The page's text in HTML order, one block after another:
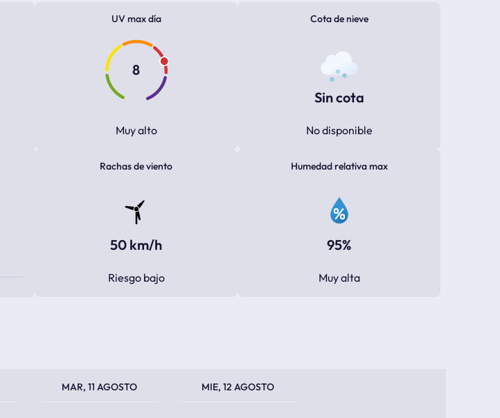
UV max día
8
Muy alto
Cota de nieve
Sin cota
No disponible
Rachas de viento
50 km/h
Riesgo bajo
Humedad relativa max
95%
Muy alta
MAR, 11 AGOSTO MIE, 12 AGOSTO